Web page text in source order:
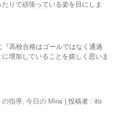
りで頑張っている姿を目にしま
高校合格はゴールではなく通過
増加していることを嬉しく思いま
の指導, 今日の Mirai 投稿者 : ito